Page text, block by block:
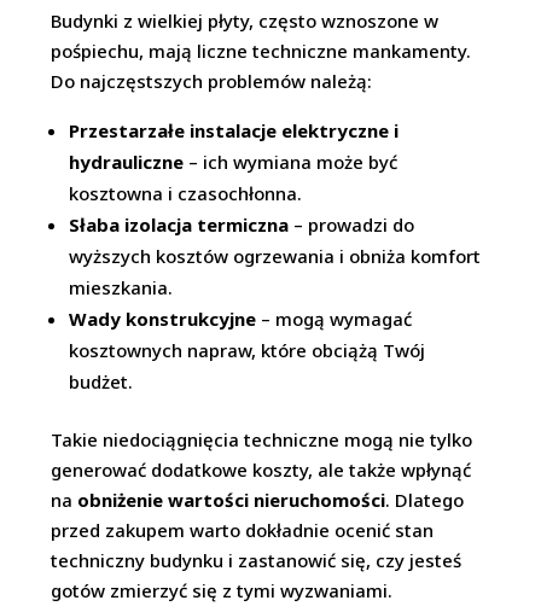
Budynki z wielkiej płyty, często wznoszone w
pośpiechu, mają liczne techniczne mankamenty.
Do najczęstszych problemów należą:
Przestarzałe instalacje elektryczne i
hydrauliczne – ich wymiana może być
kosztowna i czasochłonna.
Słaba izolacja termiczna – prowadzi do
wyższych kosztów ogrzewania i obniża komfort
mieszkania.
Wady konstrukcyjne – mogą wymagać
kosztownych napraw, które obciążą Twój
budżet.
Takie niedociągnięcia techniczne mogą nie tylko
generować dodatkowe koszty, ale także wpłynąć
na obniżenie wartości nieruchomości. Dlatego
przed zakupem warto dokładnie ocenić stan
techniczny budynku i zastanowić się, czy jesteś
gotów zmierzyć się z tymi wyzwaniami.